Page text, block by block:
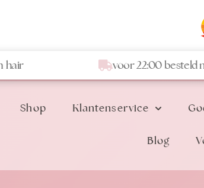
hair voor 22:00 besteld
Shop Klantenservice
Blog